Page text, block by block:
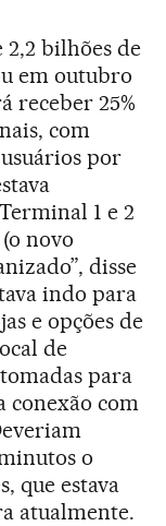
bilhões de
em outubro
receber 25%
com
por
1 e 2
novo
disse
indo para
e opções de
de
para
conexão com
o
que estava
atualmente.